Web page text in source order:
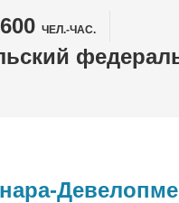
ЧЕЛ.-ЧАС.